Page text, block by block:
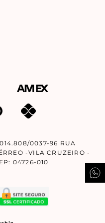
0037-96 RUA
-VILA CRUZEIRO -
04726-010